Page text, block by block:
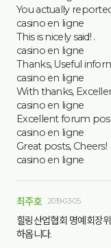
You actually
casino en ligne
This is nicely said! .
casino en ligne
Thanks, Useful
casino en ligne
With thanks,
casino en ligne
Excellent forum
casino en ligne
Great posts, Cheers!
casino en ligne
최주호 2019-03-05
힐링산업협회 명예회장
하옵니다.